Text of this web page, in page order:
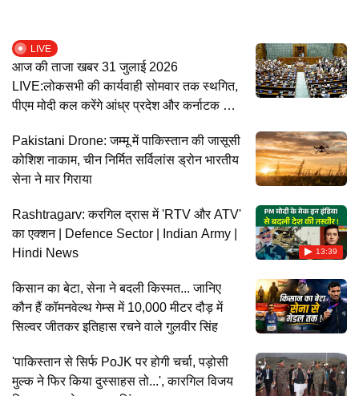
LIVE
आज की ताजा खबर 31 जुलाई 2026
LIVE:लोकसभी की कार्यवाही सोमवार तक स्थगित,
पीएम मोदी कल करेंगे आंध्र प्रदेश और कर्नाटक का
Pakistani Drone: जम्मू में पाकिस्तान की जासूसी
कोशिश नाकाम, चीन निर्मित सर्विलांस ड्रोन भारतीय
सेना ने मार गिराया
13:39
Rashtragarv: करगिल द्रास में 'RTV और ATV'
का एक्शन | Defence Sector | Indian Army |
Hindi News
किसान का बेटा, सेना ने बदली किस्मत... जानिए
कौन हैं कॉमनवेल्थ गेम्स में 10,000 मीटर दौड़ में
सिल्वर जीतकर इतिहास रचने वाले गुलवीर सिंह
'पाकिस्तान से सिर्फ PoJK पर होगी चर्चा, पड़ोसी
मुल्क ने फिर किया दुस्साहस तो...', कारगिल विजय